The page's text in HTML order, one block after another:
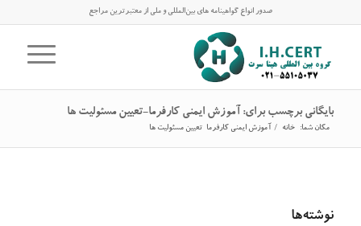
صدور انواع گواهینامه های بین‌المللی و ملی از معتبرترین مراجع
بایگانی برچسب برای: آموزش ایمنی کارفرما-تعیین مسئولیت ها
مکان شما: خانه / آموزش ایمنی کارفرما-تعیین مسئولیت ها
نوشته‌ها